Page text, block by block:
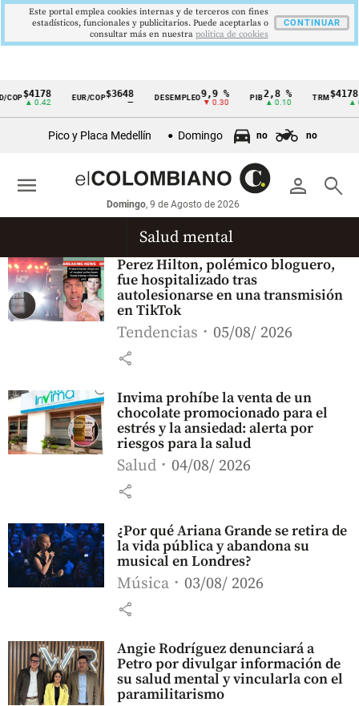
Cintillo
económicos
Colombia
$4178
▲ 0.42
EUR/COP$3648 DESEMPLEO9,9 %
▼ 0.30
PIB 2,8 %
▲ 0.10
TRM
▲
Pico y Placa Medellín Domingo no no
person search
Domingo, 9 de Agosto de 2026
menu
Salud mental
Perez Hilton, polémico bloguero,
fue hospitalizado tras
autolesionarse en una transmisión
en TikTok
Tendencias 05/08/ 2026
share
Invima prohíbe la venta de un
chocolate promocionado para el
estrés y la ansiedad: alerta por
riesgos para la salud
Salud 04/08/ 2026
share
¿Por qué Ariana Grande se retira de
la vida pública y abandona su
musical en Londres?
Música 03/08/ 2026
share
Angie Rodríguez denunciará a
Petro por divulgar información de
su salud mental y vincularla con el
paramilitarismo
Este portal emplea cookies internas y de terceros con fines
estadísticos, funcionales y publicitarios. Puede aceptarlas o
consultar más en nuestra politica de cookies
CONTINUAR